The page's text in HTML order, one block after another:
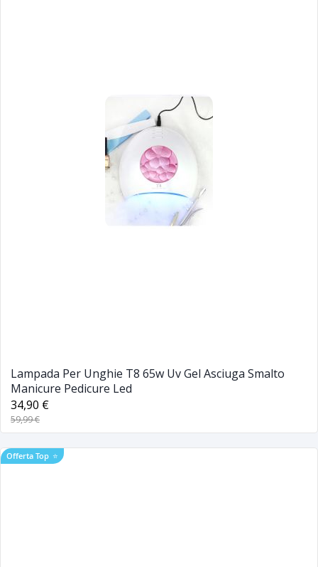
Lampada Per Unghie T8 65w Uv Gel Asciuga Smalto
Manicure Pedicure Led
34,90 €
59,99 €
Offerta Top ⭐